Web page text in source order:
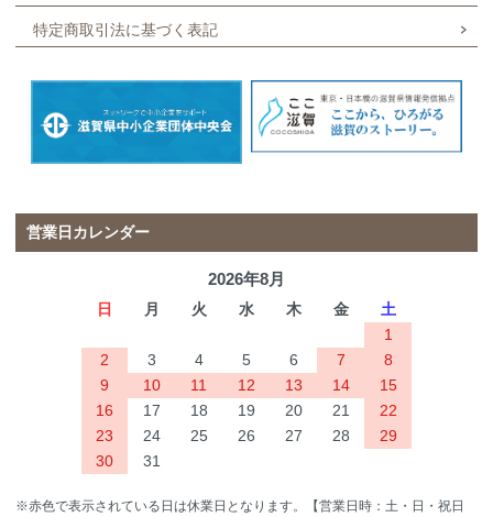
特定商取引法に基づく表記
営業日カレンダー
2026年8月
日 月 火 水 木 金
土
1
2
3 4 5 6 7
8
9
10 11 12 13 14
15
16
17 18 19 20 21
22
23
24 25 26 27 28
29
30
31
※赤色で表示されている日は休業日となります。【営業日時：土・日・祝日